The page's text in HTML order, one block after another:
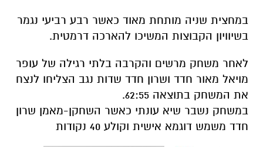
במחצית שניה מותחת מאוד כאשר רבע רביעי נגמר
בשיוויון הקבוצות המשיכו להארכה דרמטית.
לאחר משחק מרשים והקרבה בלתי רגילה של עופר
מויאל מאור חדד ושרון חדד שדות נגב הצליחו לנצח
את המשחק בתוצאה 62:55.
במשחק נשבר שיא עונתי כאשר השחקן-מאמן שרון
חדד משמש דוגמא אישית וקולע 40 נקודות